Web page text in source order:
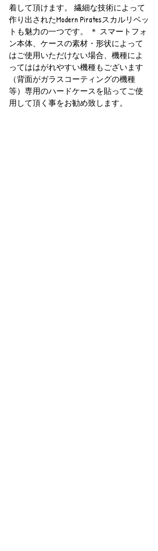
着して頂けます。 繊細な技術によって
作り出されたModern Piratesスカルリベッ
トも魅力の一つです。 ＊ スマートフォ
ン本体、ケースの素材・形状によって
はご使用いただけない場合、機種によ
ってははがれやすい機種もございます
（背面がガラスコーティングの機種
等）専用のハードケースを貼ってご使
用して頂く事をお勧め致します。